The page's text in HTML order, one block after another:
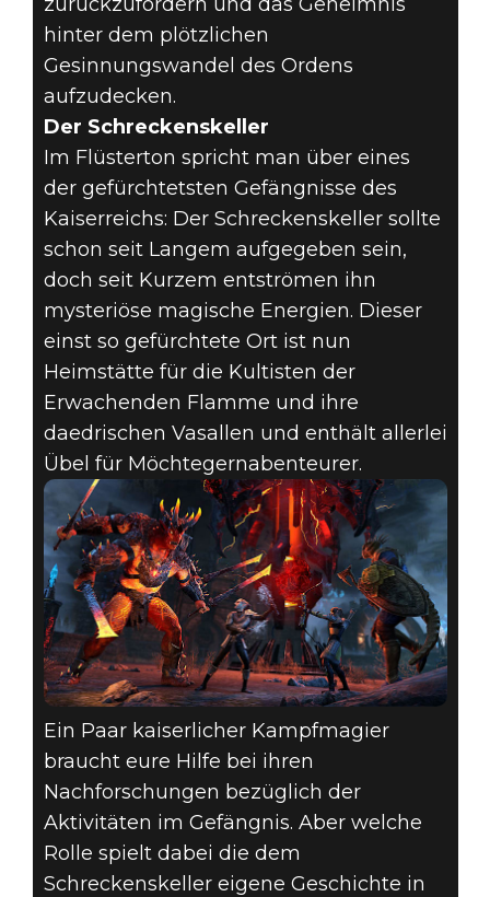
hinter dem plötzlichen
Gesinnungswandel des Ordens
aufzudecken.
Der Schreckenskeller
Im Flüsterton spricht man über eines
der gefürchtetsten Gefängnisse des
Kaiserreichs: Der Schreckenskeller sollte
schon seit Langem aufgegeben sein,
doch seit Kurzem entströmen ihn
mysteriöse magische Energien. Dieser
einst so gefürchtete Ort ist nun
Heimstätte für die Kultisten der
Erwachenden Flamme und ihre
daedrischen Vasallen und enthält allerlei
Übel für Möchtegernabenteurer.
Ein Paar kaiserlicher Kampfmagier
braucht eure Hilfe bei ihren
Nachforschungen bezüglich der
Aktivitäten im Gefängnis. Aber welche
Rolle spielt dabei die dem
Schreckenskeller eigene Geschichte in